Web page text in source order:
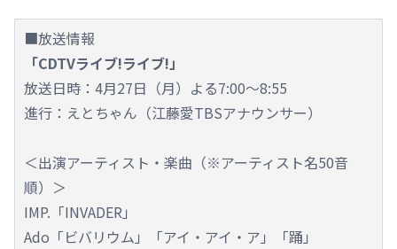
■放送情報
「CDTVライブ!ライブ!」
放送日時：4月27日（月）よる7:00～8:55
進行：えとちゃん（江藤愛TBSアナウンサー）
＜出演アーティスト・楽曲（※アーティスト名50音
順）＞
IMP.「INVADER」
Ado「ビバリウム」「アイ・アイ・ア」「踊」